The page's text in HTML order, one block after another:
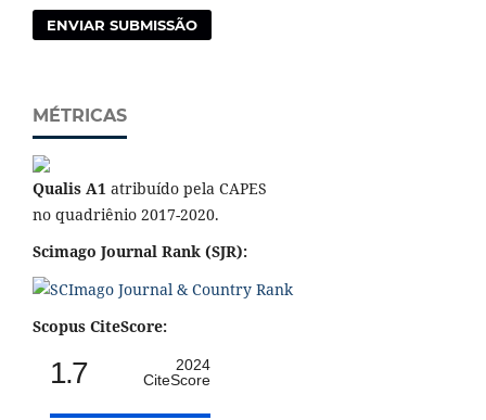
ENVIAR SUBMISSÃO
MÉTRICAS
Qualis A1 atribuído pela CAPES
no quadriênio 2017-2020.
Scimago Journal Rank (SJR):
Scopus CiteScore:
1.7
2024
CiteScore